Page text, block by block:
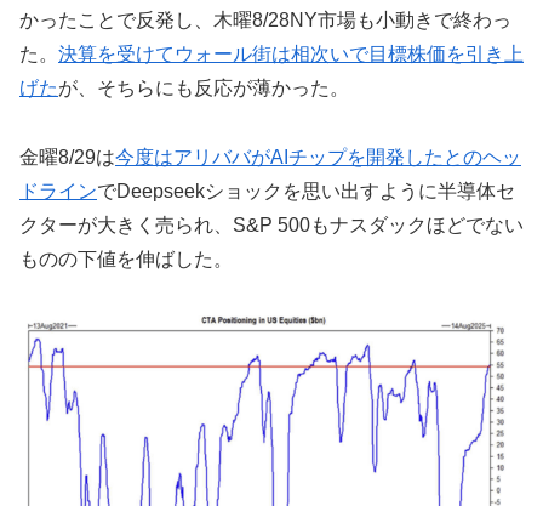
かったことで反発し、木曜8/28NY市場も小動きで終わっ
た。 決算を受けてウォール街は相次いで目標株価を引き上
げたが、そちらにも反応が薄かった。
金曜8/29は今度はアリババがAIチップを開発したとのヘッ
ドラインでDeepseekショックを思い出すように半導体セ
クターが大きく売られ、S&P 500もナスダックほどでない
ものの下値を伸ばした。